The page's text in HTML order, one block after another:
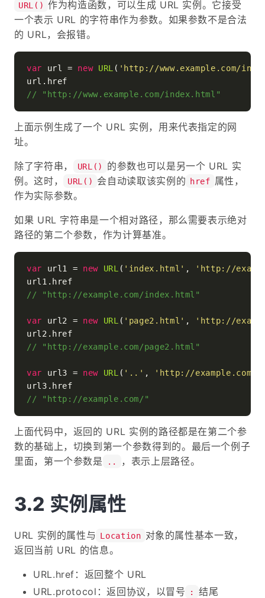
URL() 作为构造函数，可以生成 URL 实例。它接受
一个表示 URL 的字符串作为参数。如果参数不是合法
的 URL，会报错。
var url = new URL ( 'http://www.example.com/
url. href
// "http://www.example.com/index.html"
上面示例生成了一个 URL 实例，用来代表指定的网
址。
除了字符串， URL()
的参数也可以是另一个 URL 实
例。这时，
URL() 会自动读取该实例的 href 属性，
作为实际参数。
如果 URL 字符串是一个相对路径，那么需要表示绝对
路径的第二个参数，作为计算基准。
var url1 = new URL ( 'index.html' ,
'http://
url1. href
// "http://example.com/index.html"
var url2 = new URL ( 'page2.html' ,
'http://
url2. href
// "http://example.com/page2.html"
var url3 = new URL ( '..' ,
'http://example.com/
url3. href
// "http://example.com/"
上面代码中，返回的 URL 实例的路径都是在第二个参
数的基础上，切换到第一个参数得到的。最后一个例子
里面，第一个参数是
.. ，表示上层路径。
实例属性
URL 实例的属性与 Location 对象的属性基本一致，
返回当前 URL 的信息。
URL.href：返回整个 URL
URL.protocol：返回协议，以冒号
:
结尾